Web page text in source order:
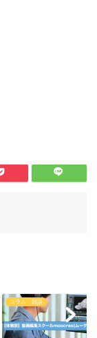
コラム・雑談